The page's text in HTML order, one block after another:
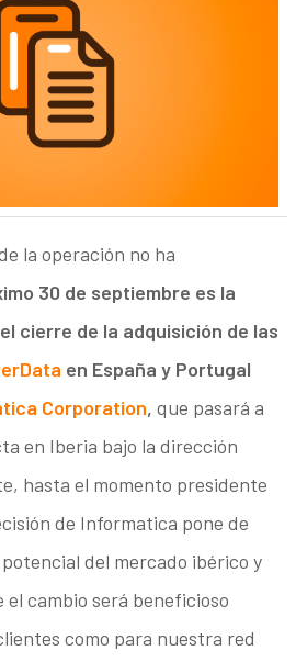
la operación no ha
30 de septiembre es la
cierre de la adquisición de las
en España y Portugal
Corporation, que pasará a
en Iberia bajo la dirección
hasta el momento presidente
de Informatica pone de
del mercado ibérico y
cambio será beneficioso
como para nuestra red